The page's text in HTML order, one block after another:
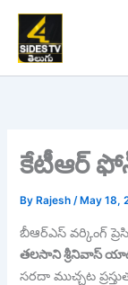
Skip
content
కేటీఆర్
By Rajesh/ May 18,
బీఆర్ఎస్ వర్కింగ్
తలసాని శ్రీనివాస్
సరదా ముచ్చట